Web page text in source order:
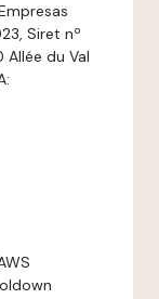
Siret nº
du Val